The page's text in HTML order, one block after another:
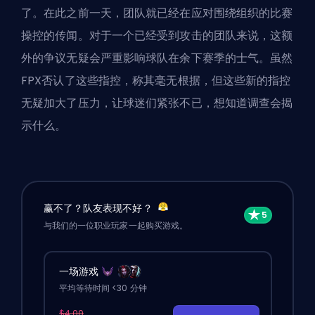
了。在此之前一天，团队就已经在应对围绕组织的比赛
操控的传闻。对于一个已经受到攻击的团队来说，这额
外的争议无疑会严重影响球队在余下赛季的士气。虽然
FPX否认了这些指控，称其毫无根据，但这些新的指控
无疑加大了压力，让球迷们紧张不已，想知道调查会揭
示什么。
赢不了？队友表现不好？
与我们的一位职业玩家一起购买游戏。
一场游戏
平均等待时间 <30 分钟